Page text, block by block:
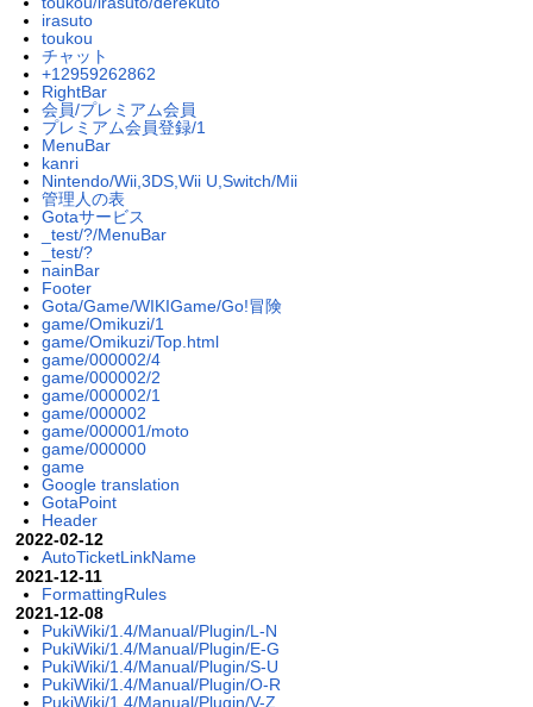
irasuto
toukou
チャット
+12959262862
RightBar
会員/プレミアム会員
プレミアム会員登録/1
MenuBar
kanri
Nintendo/Wii,3DS,Wii U,Switch/Mii
管理人の表
Gotaサービス
_test/?/MenuBar
_test/?
nainBar
Footer
Gota/Game/WIKIGame/Go!冒険
game/Omikuzi/1
game/Omikuzi/Top.html
game/000002/4
game/000002/2
game/000002/1
game/000002
game/000001/moto
game/000000
game
Google translation
GotaPoint
Header
2022-02-12
AutoTicketLinkName
2021-12-11
FormattingRules
2021-12-08
PukiWiki/1.4/Manual/Plugin/L-N
PukiWiki/1.4/Manual/Plugin/E-G
PukiWiki/1.4/Manual/Plugin/S-U
PukiWiki/1.4/Manual/Plugin/O-R
PukiWiki/1.4/Manual/Plugin/V-Z